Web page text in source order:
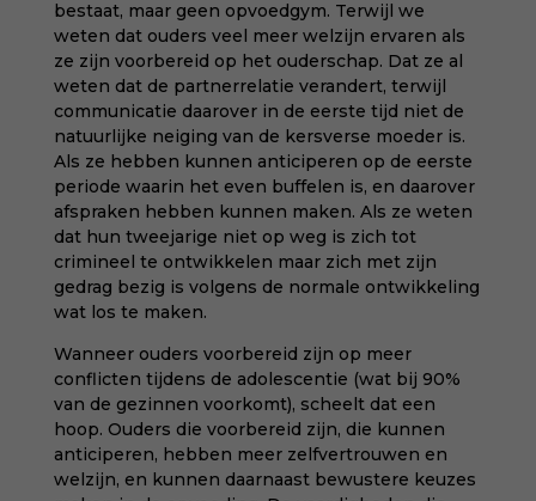
bestaat, maar geen opvoedgym. Terwijl we
weten dat ouders veel meer welzijn ervaren als
ze zijn voorbereid op het ouderschap. Dat ze al
weten dat de partnerrelatie verandert, terwijl
communicatie daarover in de eerste tijd niet de
natuurlijke neiging van de kersverse moeder is.
Als ze hebben kunnen anticiperen op de eerste
periode waarin het even buffelen is, en daarover
afspraken hebben kunnen maken. Als ze weten
dat hun tweejarige niet op weg is zich tot
crimineel te ontwikkelen maar zich met zijn
gedrag bezig is volgens de normale ontwikkeling
wat los te maken.
Wanneer ouders voorbereid zijn op meer
conflicten tijdens de adolescentie (wat bij 90%
van de gezinnen voorkomt), scheelt dat een
hoop. Ouders die voorbereid zijn, die kunnen
anticiperen, hebben meer zelfvertrouwen en
welzijn, en kunnen daarnaast bewustere keuzes